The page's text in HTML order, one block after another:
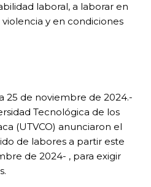
laboral, a laborar en
y en condiciones
25 de noviembre de 2024.-
Tecnológica de los
(UTVCO) anunciaron el
de labores a partir este
de 2024- , para exigir